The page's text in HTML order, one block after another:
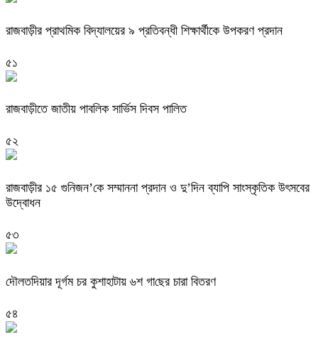
রাজবাড়ী‌র প্রাথমিক বিদ্যালয়ের ৯ প্রতিবন্ধী শিক্ষার্থীকে উপকরণ প্রদান
৫১
রাজবাড়ীতে জাতীয় পাবলিক সার্ভিস দিবস পালিত
৫২
রাজবাড়ীর ১৫ গুনিজন’কে সম্মাননা প্রদান ও দু’দিন ব্যাপি সাংস্কৃতিক উৎসবের
উদ্বোধন
৫৩
দৌলত‌দিয়ার দূর্গম চর কুশাহাটায় ৬শ গা‌ছের চারা বিতরণ
৫৪